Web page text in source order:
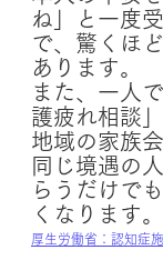
ね」と一度
で、驚くほ
あります。
また、一人
護疲れ相談
地域の家族
同じ境遇の
らうだけで
くなります。
厚生労働省：認知症